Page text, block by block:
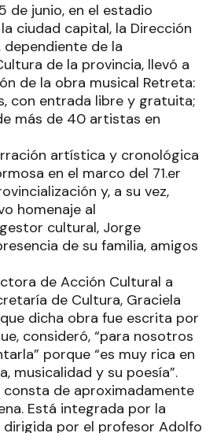
de junio, en el estadio
ciudad capital, la Dirección
de la
de la provincia, llevó a
de la obra musical Retreta:
con entrada libre y gratuita;
más de 40 artistas en
artística y cronológica
en el marco del 71.er
y, a su vez,
homenaje al
cultural, Jorge
de su familia, amigos
de Acción Cultural a
de Cultura, Graciela
dicha obra fue escrita por
consideró, “para nosotros
porque “es muy rica en
musicalidad y su poesía”.
consta de aproximadamente
Está integrada por la
dirigida por el profesor Adolfo